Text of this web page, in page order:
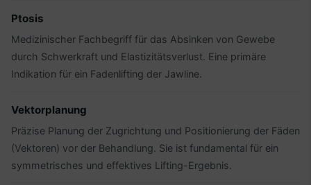
Ptosis
Medizinischer Fachbegriff für das Absinken von Gewebe
durch Schwerkraft und Elastizitätsverlust. Eine primäre
Indikation für ein Fadenlifting der Jawline.
Vektorplanung
Präzise Planung der Zugrichtung und Positionierung der Fäden
(Vektoren) vor der Behandlung. Sie ist fundamental für ein
symmetrisches und effektives Lifting-Ergebnis.